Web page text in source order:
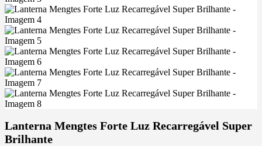
Lanterna Mengtes Forte Luz Recarregável Super
Brilhante